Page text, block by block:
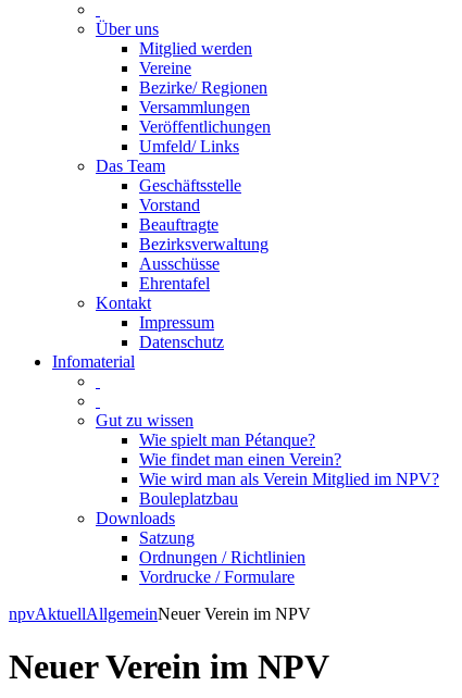
Über uns
Mitglied werden
Vereine
Bezirke/ Regionen
Versammlungen
Veröffentlichungen
Umfeld/ Links
Das Team
Geschäftsstelle
Vorstand
Beauftragte
Bezirksverwaltung
Ausschüsse
Ehrentafel
Kontakt
Impressum
Datenschutz
Infomaterial
Gut zu wissen
Wie spielt man Pétanque?
Wie findet man einen Verein?
Wie wird man als Verein Mitglied im NPV?
Bouleplatzbau
Downloads
Satzung
Ordnungen / Richtlinien
Vordrucke / Formulare
Skip
content
npvAktuellAllgemeinNeuer Verein im NPV
Neuer Verein im NPV